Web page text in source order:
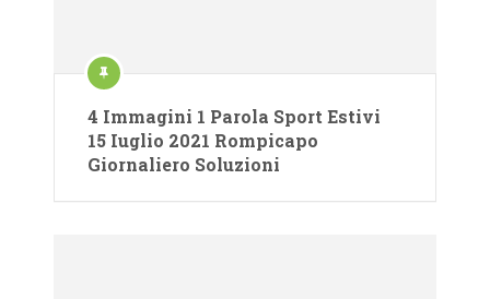
4 Immagini 1 Parola Sport Estivi
15 Iuglio 2021 Rompicapo
Giornaliero Soluzioni